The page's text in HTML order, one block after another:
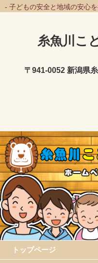
- 子どもの安全と地域の安心
糸魚川こ
〒941-0052 新潟県
トップページ